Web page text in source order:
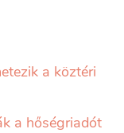
a köztéri
a hőségriadót